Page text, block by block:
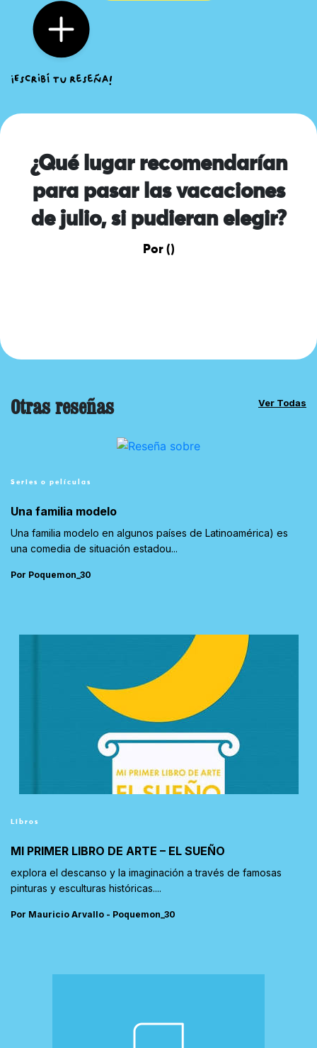
¿Qué lugar recomendarían
para pasar las vacaciones
de julio, si pudieran elegir?
Por ()
Otras reseñas Ver Todas
Series o películas
Una familia modelo
Una familia modelo en algunos países de Latinoamérica) es
una comedia de situación estadou...
Por Poquemon_30
Libros
MI PRIMER LIBRO DE ARTE – EL SUEÑO
explora el descanso y la imaginación a través de famosas
pinturas y esculturas históricas....
Por Mauricio Arvallo - Poquemon_30